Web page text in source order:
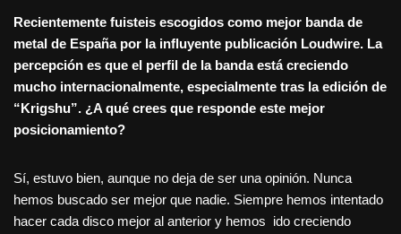
Recientemente fuisteis escogidos como mejor banda de
metal de España por la influyente publicación Loudwire. La
percepción es que el perfil de la banda está creciendo
mucho internacionalmente, especialmente tras la edición de
“Krigshu”. ¿A qué crees que responde este mejor
posicionamiento?
Sí, estuvo bien, aunque no deja de ser una opinión. Nunca
hemos buscado ser mejor que nadie. Siempre hemos intentado
hacer cada disco mejor al anterior y hemos ido creciendo